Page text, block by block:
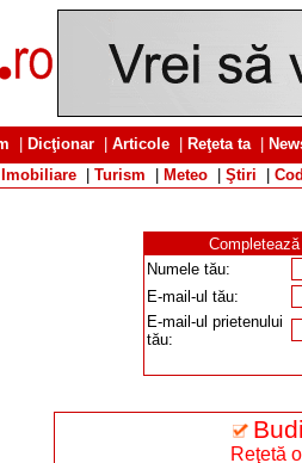
Dicţionar Articole Reţeta ta|
Imobiliare Turism Meteo Ştiri
Numele tău:
E-mail-ul tău:
E-mail-ul prietenului
tău:
Reţetă